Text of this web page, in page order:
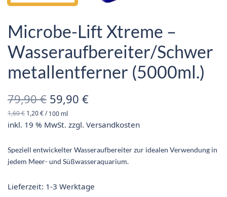
Microbe-Lift Xtreme –
Wasseraufbereiter/Schwer
metallentferner (5000ml.)
79,90€ Ursprünglicher
Preis war:
59,90€
1,60€ 1,20€/100 ml
inkl. 19 % MwSt. zzgl.Versandkosten
Speziell entwickelter Wasseraufbereiter zur idealen Verwendung in
jedem Meer- und Süßwasseraquarium.
Lieferzeit: 1-3 Werktage